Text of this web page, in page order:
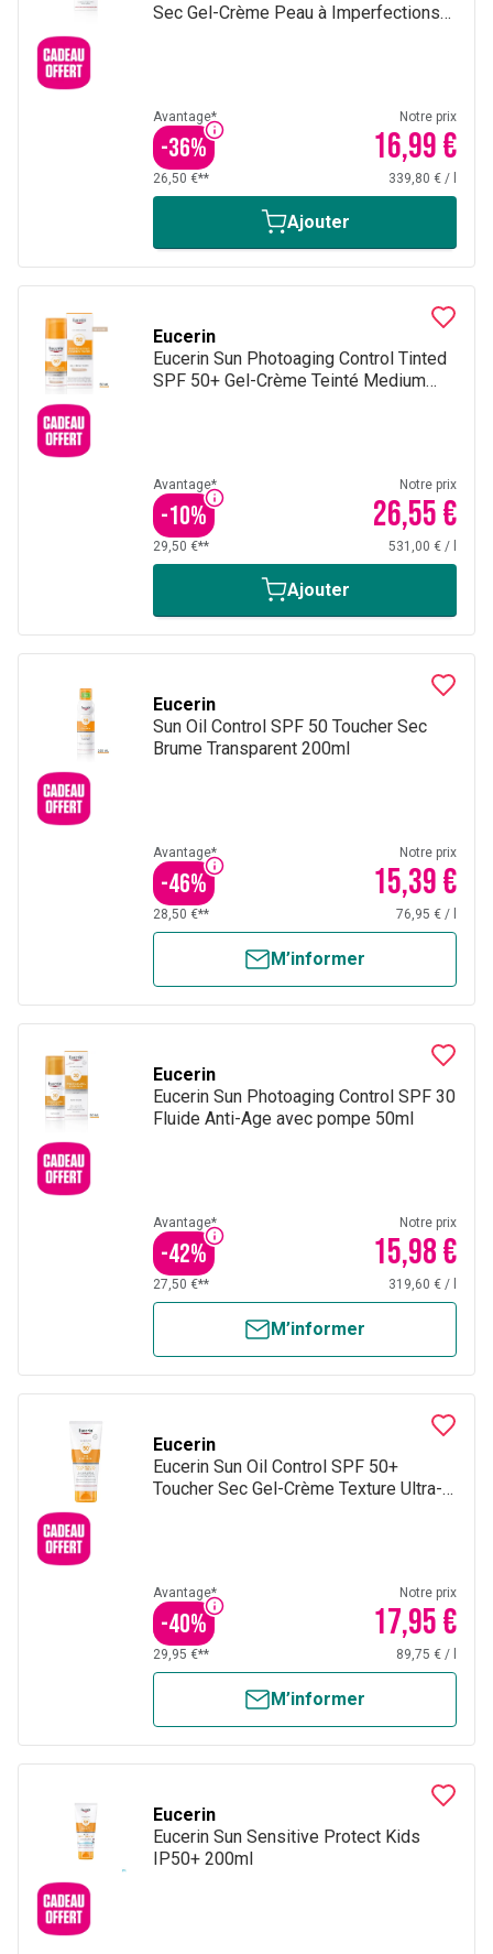
Sec Gel-Crème Peau à Imperfections
Avantage*
-36%
Notre prix
16,99 €
26,50 €** 339,80 € /
Ajouter
Eucerin
Eucerin Sun Photoaging Control Tinted
SPF 50+ Gel-Crème Teinté Medium
Avantage*
-10%
Notre prix
26,55 €
29,50 €** 531,00 € /
Ajouter
Eucerin
Sun Oil Control SPF 50 Toucher Sec
Brume Transparent 200ml
Avantage*
-46%
Notre prix
15,39 €
28,50 €** 76,95 € /
M’informer
Eucerin
Eucerin Sun Photoaging Control SPF 30
Fluide Anti-Age avec pompe 50ml
Avantage*
-42%
Notre prix
15,98 €
27,50 €** 319,60 € /
M’informer
Eucerin
Eucerin Sun Oil Control SPF 50+
Toucher Sec Gel-Crème Texture Ultra-
Avantage*
-40%
Notre prix
17,95 €
29,95 €** 89,75 € /
M’informer
Eucerin
Eucerin Sun Sensitive Protect Kids
IP50+ 200ml